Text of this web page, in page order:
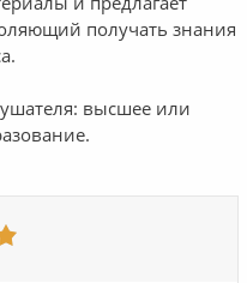
получать знания
высшее или